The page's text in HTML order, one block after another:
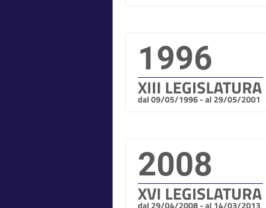
1996
XIII LEGISLATURA
dal 09/05/1996 - al 29/05/2001
2008
XVI LEGISLATURA
dal 29/04/2008 - al 14/03/2013